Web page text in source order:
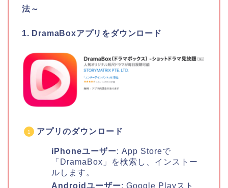
法～
1. DramaBoxアプリをダウンロード
アプリのダウンロード
iPhoneユーザー: App Storeで
「DramaBox」を検索し、インストー
ルします。
Androidユーザー: Google Playスト